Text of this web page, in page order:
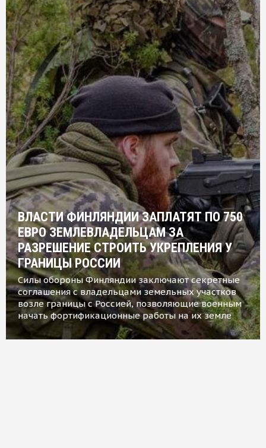
ВЛАСТИ ФИНЛЯНДИИ ЗАПЛАТЯТ ПО 750
ЕВРО ЗЕМЛЕВЛАДЕЛЬЦАМ ЗА
РАЗРЕШЕНИЕ СТРОИТЬ УКРЕПЛЕНИЯ У
ГРАНИЦЫ РОССИИ
Силы обороны Финляндии заключают секретные
соглашения с владельцами земельных участков
возле границы с Россией, позволяющие военным
начать фортификационные работы на их земле